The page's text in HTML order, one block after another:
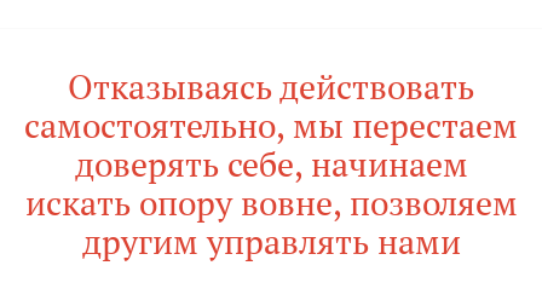
Отказываясь действовать
самостоятельно, мы перестаем
доверять себе, начинаем
искать опору вовне, позволяем
другим управлять нами